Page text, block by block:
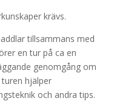
krävs.
tillsammans med
en tur på ca en
genomgång om
turen hjälper
och andra tips.